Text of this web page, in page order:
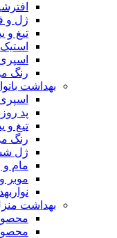
ژل و
تیغ و
رنگ
بهداشت
پد
تیغ و
رنگ
ژل
مام
موبر
بهداشت